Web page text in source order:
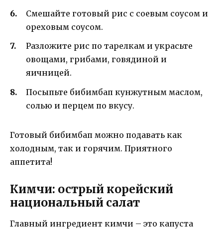
Смешайте готовый рис с соевым соусом и
ореховым соусом.
Разложите рис по тарелкам и украсьте
овощами, грибами, говядиной и
яичницей.
Посыпьте бибимбап кунжутным маслом,
солью и перцем по вкусу.
Готовый бибимбап можно подавать как
холодным, так и горячим. Приятного
аппетита!
Кимчи: острый корейский
национальный салат
Главный ингредиент кимчи – это капуста